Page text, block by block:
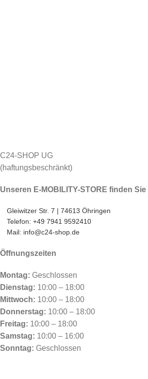
C24-SHOP UG
(haftungsbeschränkt)
Unseren E-MOBILITY-STORE finden Sie
Gleiwitzer Str. 7 | 74613 Öhringen
Telefon: +49 7941 9592410
Mail: info@c24-shop.de
Öffnungszeiten
Montag: Geschlossen
Dienstag: 10:00 – 18:00
Mittwoch: 10:00 – 18:00
Donnerstag: 10:00 – 18:00
Freitag: 10:00 – 18:00
Samstag: 10:00 – 16:00
Sonntag: Geschlossen